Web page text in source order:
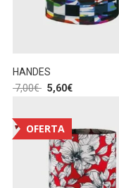
HANDES
7,00€ 5,60€
OFERTA